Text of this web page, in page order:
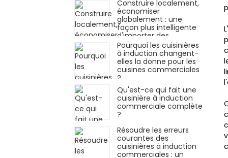
Construire localement,
économiser
globalement : une
façon plus intelligente
d'importer des
cuisinières à induction
commerciales
Pourquoi les cuisinières
à induction changent-
elles la donne pour les
cuisines commerciales
?
Qu'est-ce qui fait une
cuisinière à induction
commerciale complète
?
Résoudre les erreurs
courantes des
cuisinières à induction
commerciales : un